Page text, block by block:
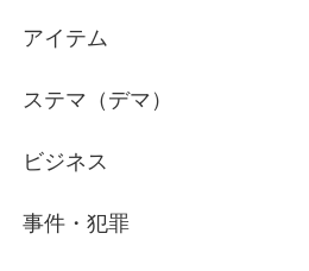
アイテム
ステマ（デマ）
ビジネス
事件・犯罪